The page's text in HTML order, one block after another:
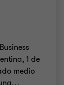
1 de
medio